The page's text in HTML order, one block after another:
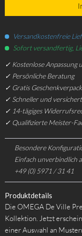
Versandkostenfreie
Sofort versandfertig,
✓ Kostenlose Anpassung
✓ Persönliche Beratung
✓ Gratis
✓ Schneller und
✓ 14-tägiges
✓ Qualifizierte Meister-
Besondere
Einfach unverbindlich
+49 (0) 5971 / 31 41
Produktdetails
Die OMEGA De Ville
Kollektion. Jetzt
einer Auswahl an